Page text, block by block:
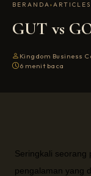
BERANDA›ARTICLES
GUT vs
Kingdom Business
6 menit baca
Seringkali seorang
pengalaman yang